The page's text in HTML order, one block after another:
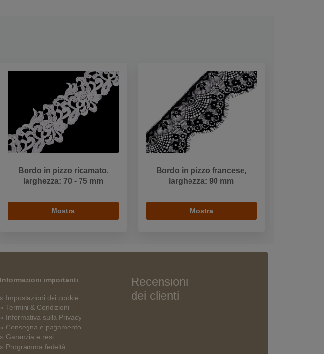
Bordo in pizzo ricamato,
larghezza: 70 - 75 mm
Mostra
Bordo in pizzo francese,
larghezza: 90 mm
Mostra
Informazioni importanti
» Impostazioni dei cookie
» Termini & Condizioni
» Informativa sulla Privacy
» Consegna e pagamento
» Garanzia e resi
» Programma fedeltà
Recensioni
dei clienti